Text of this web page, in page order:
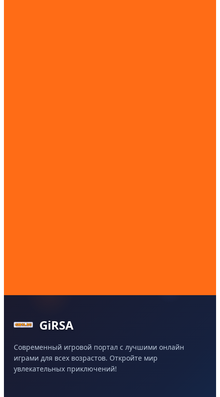
GiRSA
Современный игровой портал с лучшими онлайн
играми для всех возрастов. Откройте мир
увлекательных приключений!